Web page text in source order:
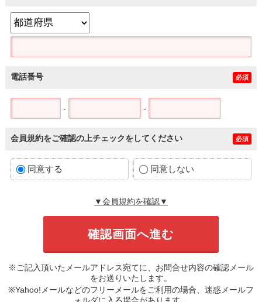
電話番号 必須
- -
会員規約をご確認の上チェックをしてください 必須
同意する 同意しない
▼会員規約を確認▼
※ご記入頂いたメールアドレス宛てに、お問合せ内容の確認メール
をお送りいたします。
※Yahoo!メールなどのフリーメールをご利用の場合、迷惑メールフ
ォルダに入る場合があります。